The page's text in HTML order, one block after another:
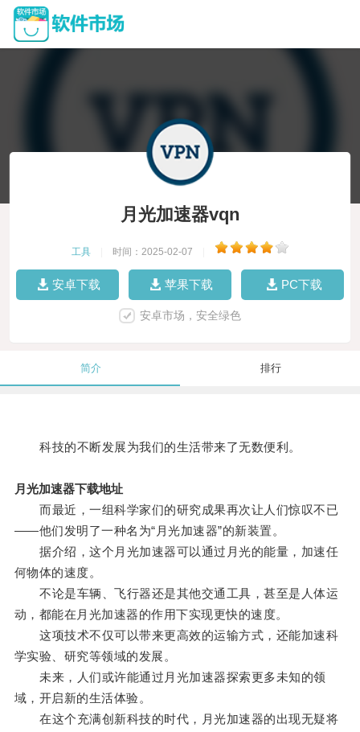
月光加速器vqn
工具 时间：2025-02-07
安卓下载 苹果下载 PC下载
安卓市场，安全绿色
简介 排行
科技的不断发展为我们的生活带来了无数便利。
月光加速器下载地址
而最近，一组科学家们的研究成果再次让人们惊叹不已
——他们发明了一种名为“月光加速器”的新装置。
据介绍，这个月光加速器可以通过月光的能量，加速任
何物体的速度。
不论是车辆、飞行器还是其他交通工具，甚至是人体运
动，都能在月光加速器的作用下实现更快的速度。
这项技术不仅可以带来更高效的运输方式，还能加速科
学实验、研究等领域的发展。
未来，人们或许能通过月光加速器探索更多未知的领
域，开启新的生活体验。
在这个充满创新科技的时代，月光加速器的出现无疑将